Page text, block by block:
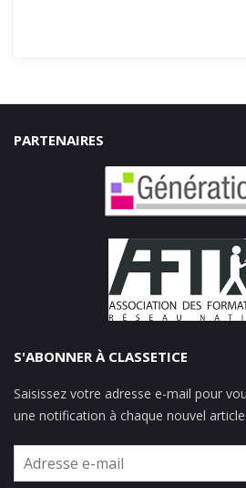
PARTENAIRES
S'ABONNER À CLASSETICE
Saisissez votre adresse e-mail pour
une notification à chaque nouvel article.
Adresse
e-